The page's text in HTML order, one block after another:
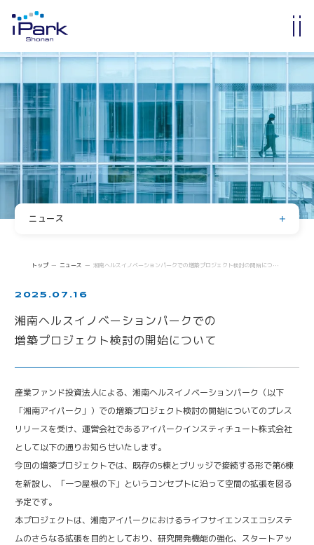
オフィス・ラボ入居
メンバーシップ入会
入居・メンバー企業一覧
入居者コミュニティ
サイエンスカフェ
有志活動(iPass)
Innovators in Shonan iPark
Future meets Future
ニュース
イベント
iPark Now!
トップ ニュース 湘南ヘルスイノベーションパークでの増築プロジェクト検討の開始について
2025.07.16
産業ファンド投資法人による、湘南ヘルスイノベーションパーク（以下
「湘南アイパーク」）での増築プロジェクト検討の開始についてのプレス
リリースを受け、運営会社であるアイパークインスティチュート株式会社
として以下の通りお知らせいたします。
今回の増築プロジェクトでは、既存の5棟とブリッジで接続する形で第6棟
を新設し、「一つ屋根の下」というコンセプトに沿って空間の拡張を図る
予定です。
本プロジェクトは、湘南アイパークにおけるライフサイエンスエコシステ
ムのさらなる拡張を目的としており、研究開発機能の強化、スタートアッ